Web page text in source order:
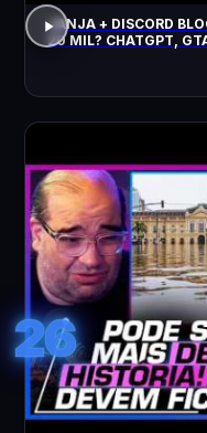
JANJA + DISCORD
26